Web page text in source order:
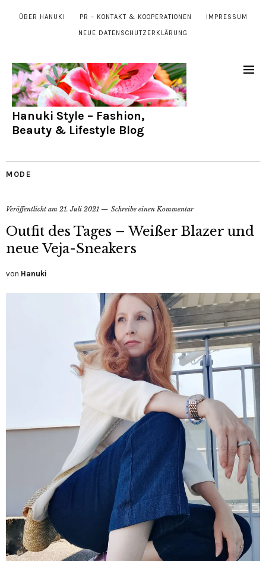
ÜBER HANUKI PR – KONTAKT & KOOPERATIONEN IMPRESSUM
NEUE DATENSCHUTZERKLÄRUNG
Hanuki Style – Fashion,
Beauty & Lifestyle Blog
MODE
Veröffentlicht am 21. Juli 2021 Schreibe einen Kommentar
Outfit des Tages – Weißer Blazer und
neue Veja-Sneakers
von Hanuki